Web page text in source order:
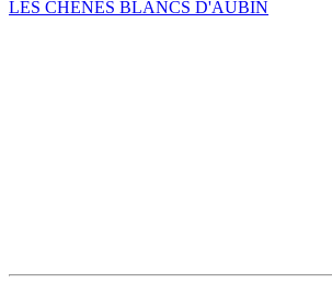
LES CHÊNES BLANCS D'AUBIN